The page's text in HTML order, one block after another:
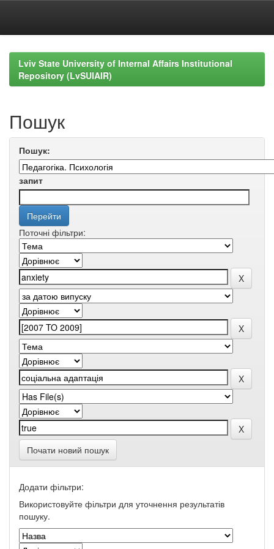
navigationLviv State University of Internal Affairs Institutional
Repository (LvSUIAIR)
Пошук
Пошук:
запит
Поточні фільтри:
Почати новий пошук
Додати фільтри:
Використовуйте фільтри для уточнення результатів
пошуку.